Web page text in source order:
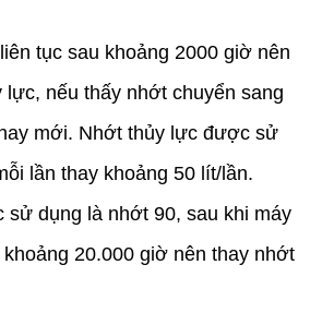
tục sau khoảng 2000 giờ nên
lực, nếu thấy nhớt chuyển sang
mới. Nhớt thủy lực được sử
lần thay khoảng 50 lít/lần.
sử dụng là nhớt 90, sau khi máy
khoảng 20.000 giờ nên thay nhớt